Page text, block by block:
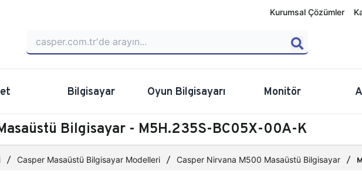
Kurumsal Çözümler
Bilgisayar Oyun Bilgisayarı Monitör
Bilgisayar - M5H.235S-BC05X-00A-K
Casper Masaüstü Bilgisayar Modelleri Casper Nirvana M500 Masaüstü Bilgisayar